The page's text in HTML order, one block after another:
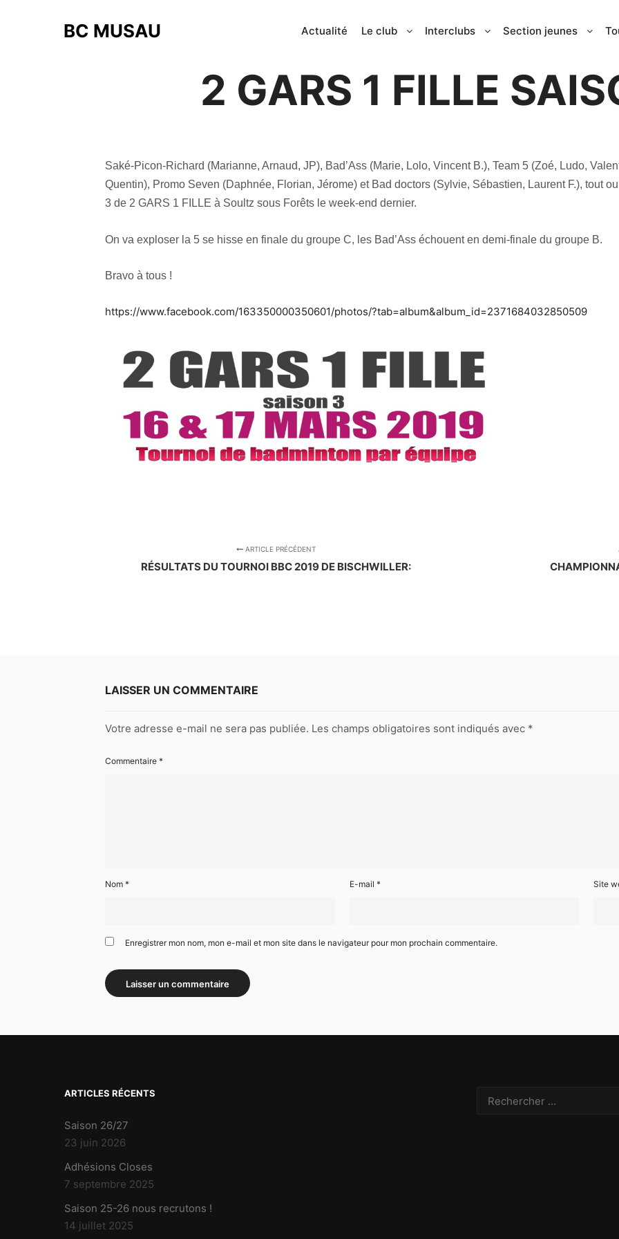
BC MUSAU Actualité Le club Interclubs Section jeunes
2 GARS 1 FILLE
Saké-Picon-Richard (Marianne, Arnaud, JP), Bad’Ass (Marie, Lolo, Vincent B.), Team 5 (Zoé, Ludo,
Quentin), Promo Seven (Daphnée, Florian, Jérome) et Bad doctors (Sylvie, Sébastien, Laurent F.), tout
3 de 2 GARS 1 FILLE à Soultz sous Forêts le week-end dernier.
On va exploser la 5 se hisse en finale du groupe C, les Bad’Ass échouent en demi-finale du groupe B.
Bravo à tous !
https://www.facebook.com/163350000350601/photos/?tab=album&album_id=2371684032850509
ARTICLE PRÉCÉDENT
RÉSULTATS DU TOURNOI BBC 2019 DE BISCHWILLER:
LAISSER UN COMMENTAIRE
Votre adresse e-mail ne sera pas publiée. Les champs obligatoires sont indiqués avec *
Commentaire *
Nom * E-mail * Site
Enregistrer mon nom, mon e-mail et mon site dans le navigateur pour mon prochain commentaire.
ARTICLES RÉCENTS
Saison 26/27
23 juin 2026
Adhésions Closes
7 septembre 2025
Saison 25-26 nous recrutons !
14 juillet 2025